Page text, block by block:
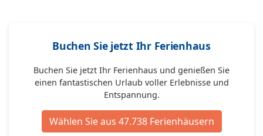
Buchen Sie jetzt Ihr Ferienhaus
Buchen Sie jetzt Ihr Ferienhaus und genießen Sie
einen fantastischen Urlaub voller Erlebnisse und
Entspannung.
Wählen Sie aus 47.738 Ferienhäusern